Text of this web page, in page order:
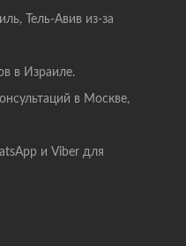
Тель-Авив из-за
в Израиле.
в Москве,
и Viber для